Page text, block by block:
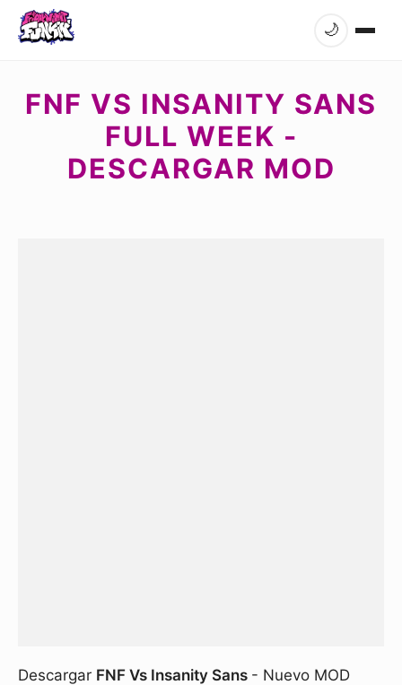
🌙
FNF VS INSANITY SANS
FULL WEEK -
DESCARGAR MOD
Descargar FNF Vs Insanity Sans - Nuevo MOD